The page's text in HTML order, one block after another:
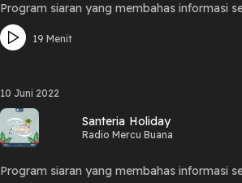
Program siaran yang membahas informasi
19 Menit
10 Juni 2022
Santeria Holiday
Radio Mercu Buana
Program siaran yang membahas informasi